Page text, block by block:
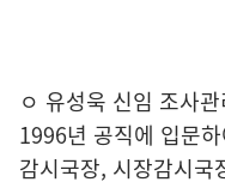
ㅇ 유성욱 신임 조사
1996년 공직에 입문
감시국장, 시장감시국